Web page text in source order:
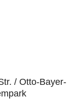
/ Otto-Bayer-